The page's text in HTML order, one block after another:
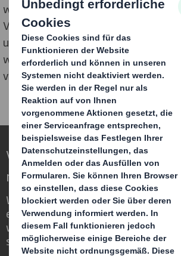
wie gewohnt weiterarbeiten können.
Vereinbarungen und Verträge mit
und DS Smith bleiben vorerst
werden Sie informieren, falls und
vornehmen.
Verpackungen für eine sich
neu definieren
Wir sind anders, weil wir die Chance
erkennen, dass Verpackungen eine
wichtige Rolle in der Welt um uns
spielen können.